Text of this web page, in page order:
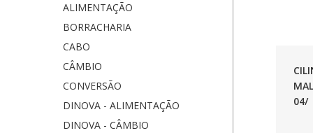
ALIMENTAÇÃO
BORRACHARIA
CABO
CÂMBIO
CONVERSÃO
DINOVA - ALIMENTAÇÃO
DINOVA - CÂMBIO
04/